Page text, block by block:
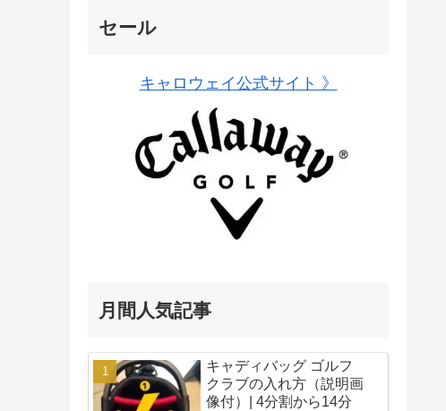
セール
キャロウェイ公式サイト 》
月間人気記事
キャディバッグ ゴルフ
クラブの入れ方（説明画
像付）| 4分割から14分